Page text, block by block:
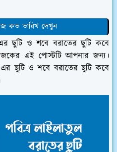
কত তারিখ দেখুন
ছুটি ও শবে বরাতের ছুটি কবে
এই পোস্টটি আপনার জন্য।
ছুটি ও শবে বরাতের ছুটি কবে